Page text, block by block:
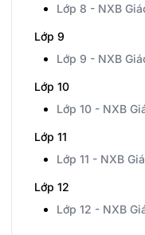
Lớp 8 - NXB
Lớp 9
Lớp 9 - NXB
Lớp 10
Lớp 10 - NXB
Lớp 11
Lớp 11 - NXB
Lớp 12
Lớp 12 - NXB